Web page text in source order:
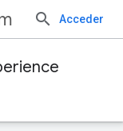
Acceder